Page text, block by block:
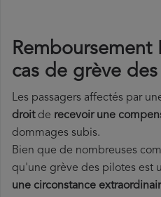
Remboursement
cas de grève
Les passagers affectés par
droitde recevoir une
dommages subis.
Bien que de nombreuses
qu'une grève des pilotes est
une circonstance